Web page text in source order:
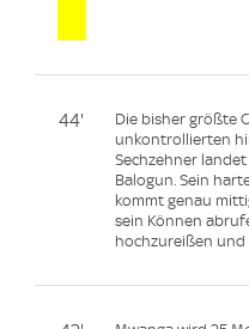
44'
Die bisher größte
unkontrollierten
Sechzehner
Balogun. Sein
kommt genau
sein Können
hochzureißen und